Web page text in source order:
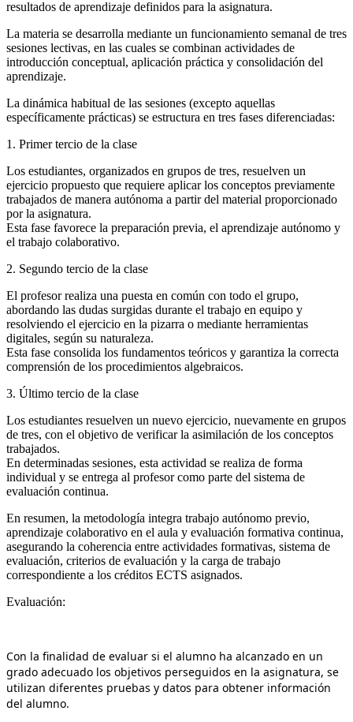
resultados de aprendizaje definidos para la asignatura.
La materia se desarrolla mediante un funcionamiento semanal de tres
sesiones lectivas, en las cuales se combinan actividades de
introducción conceptual, aplicación práctica y consolidación del
aprendizaje.
La dinámica habitual de las sesiones (excepto aquellas
específicamente prácticas) se estructura en tres fases diferenciadas:
1. Primer tercio de la clase
Los estudiantes, organizados en grupos de tres, resuelven un
ejercicio propuesto que requiere aplicar los conceptos previamente
trabajados de manera autónoma a partir del material proporcionado
por la asignatura.
Esta fase favorece la preparación previa, el aprendizaje autónomo y
el trabajo colaborativo.
2. Segundo tercio de la clase
El profesor realiza una puesta en común con todo el grupo,
abordando las dudas surgidas durante el trabajo en equipo y
resolviendo el ejercicio en la pizarra o mediante herramientas
digitales, según su naturaleza.
Esta fase consolida los fundamentos teóricos y garantiza la correcta
comprensión de los procedimientos algebraicos.
3. Último tercio de la clase
Los estudiantes resuelven un nuevo ejercicio, nuevamente en grupos
de tres, con el objetivo de verificar la asimilación de los conceptos
trabajados.
En determinadas sesiones, esta actividad se realiza de forma
individual y se entrega al profesor como parte del sistema de
evaluación continua.
En resumen, la metodología integra trabajo autónomo previo,
aprendizaje colaborativo en el aula y evaluación formativa continua,
asegurando la coherencia entre actividades formativas, sistema de
evaluación, criterios de evaluación y la carga de trabajo
correspondiente a los créditos ECTS asignados.
Evaluación:
Con la finalidad de evaluar si el alumno ha alcanzado en un
grado adecuado los objetivos perseguidos en la asignatura, se
utilizan diferentes pruebas y datos para obtener información
del alumno.